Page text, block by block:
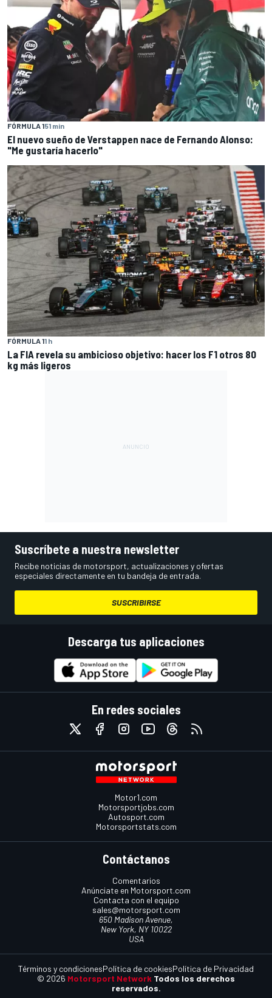
FÓRMULA 151 min
El nuevo sueño de Verstappen nace de Fernando Alonso:
"Me gustaría hacerlo"
FÓRMULA 11 h
La FIA revela su ambicioso objetivo: hacer los F1 otros 80
kg más ligeros
Suscríbete a nuestra newsletter
Recibe noticias de motorsport, actualizaciones y ofertas
especiales directamente en tu bandeja de entrada.
SUSCRIBIRSE
Descarga tus aplicaciones
En redes sociales
Motor1.com
Motorsportjobs.com
Autosport.com
Motorsportstats.com
Contáctanos
Comentarios
Anúnciate en Motorsport.com
Contacta con el equipo
sales@motorsport.com
650 Madison Avenue,
New York, NY 10022
USA
© 2026 Motorsport Network Todos los derechos
reservados.
Términos y condicionesPolítica de cookiesPolítica de Privacidad